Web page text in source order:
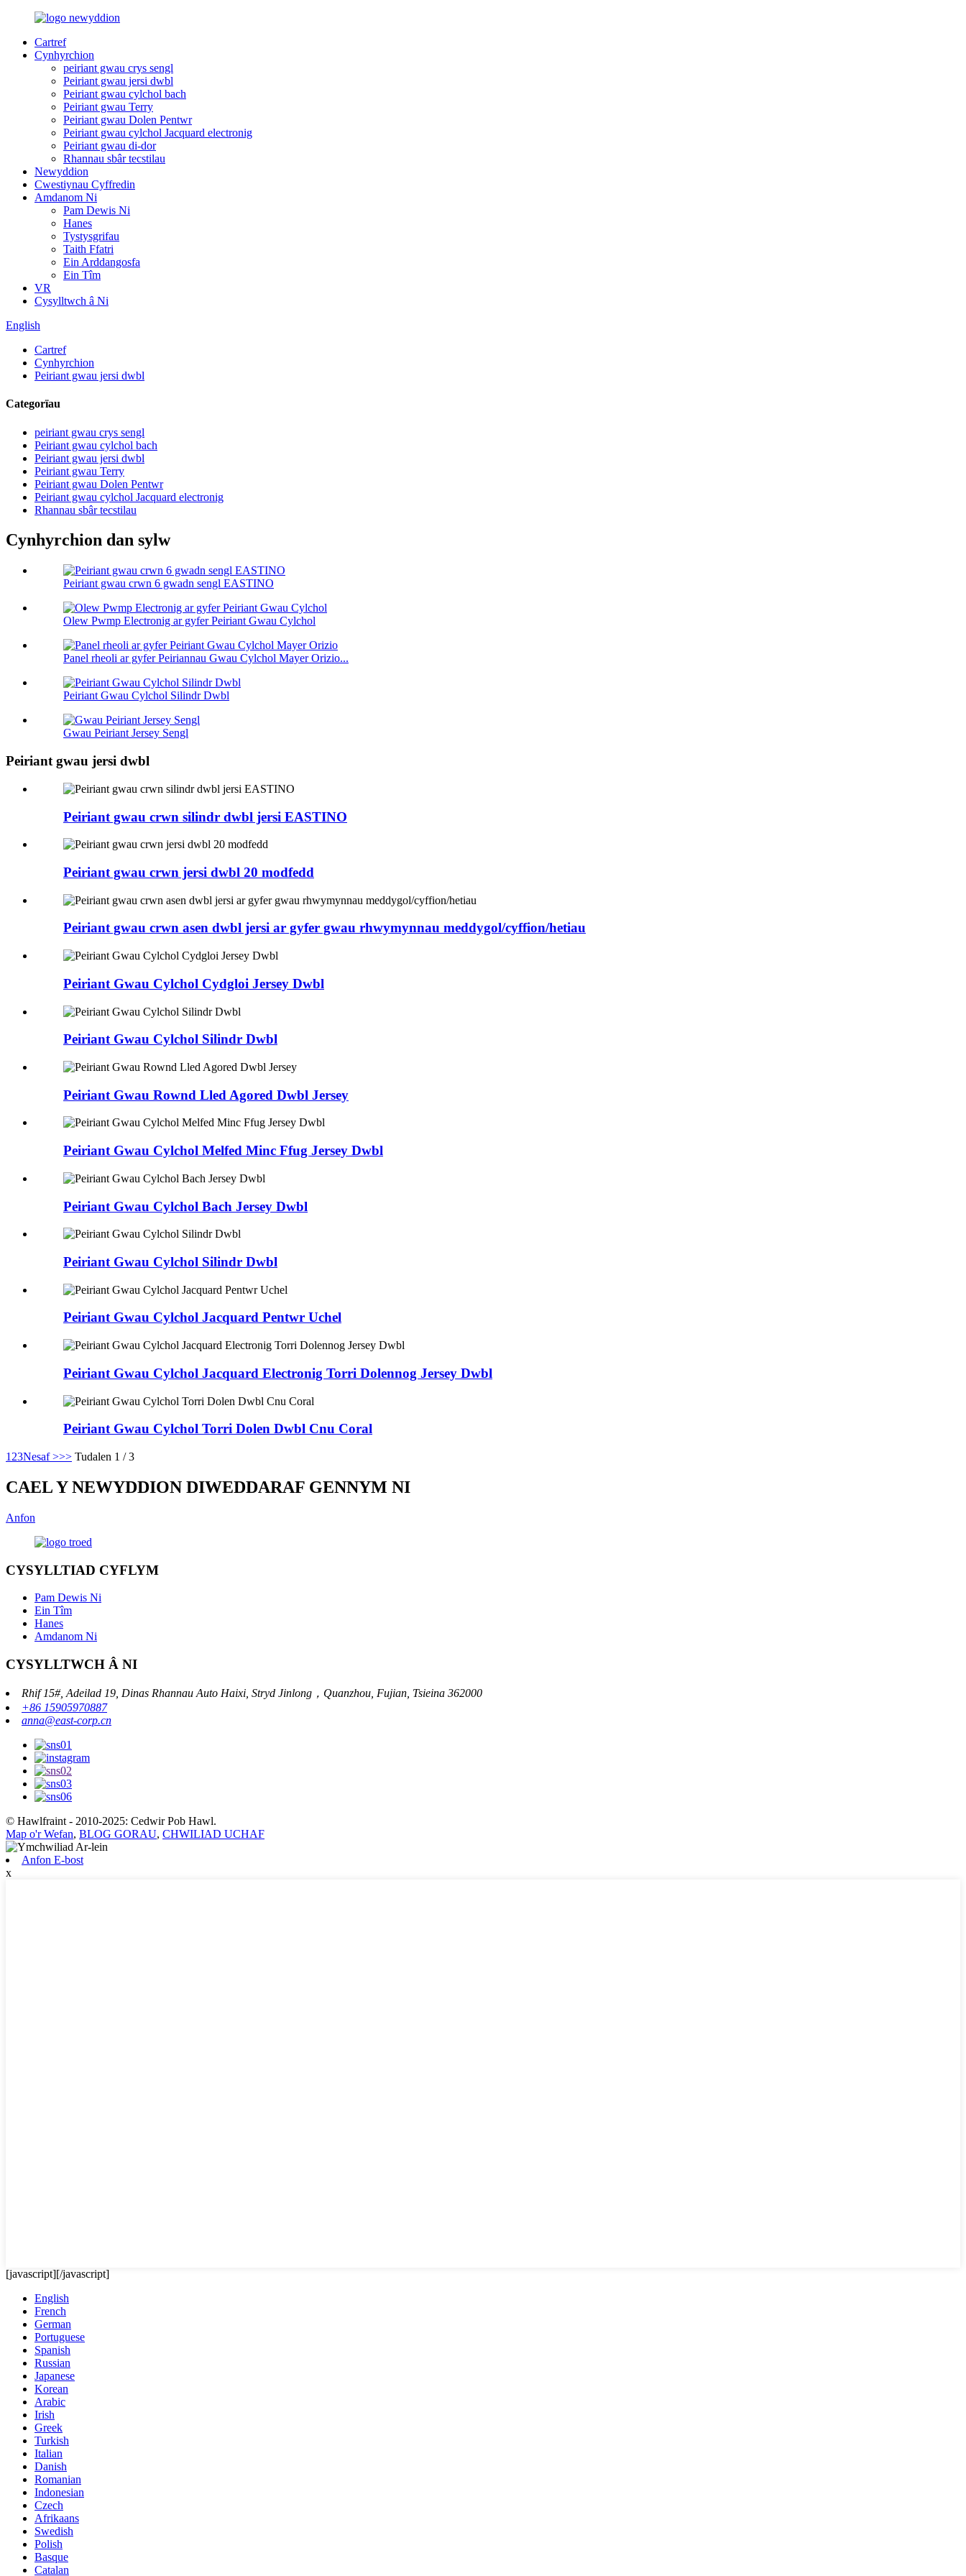
Cartref
Cynhyrchion
peiriant gwau crys sengl
Peiriant gwau jersi dwbl
Peiriant gwau cylchol bach
Peiriant gwau Terry
Peiriant gwau Dolen Pentwr
Peiriant gwau cylchol Jacquard electronig
Peiriant gwau di-dor
Rhannau sbâr tecstilau
Newyddion
Cwestiynau Cyffredin
Amdanom Ni
Pam Dewis Ni
Hanes
Tystysgrifau
Taith Ffatri
Ein Arddangosfa
Ein Tîm
VR
Cysylltwch â Ni
English
Cartref
Cynhyrchion
Peiriant gwau jersi dwbl
Categorïau
peiriant gwau crys sengl
Peiriant gwau cylchol bach
Peiriant gwau jersi dwbl
Peiriant gwau Terry
Peiriant gwau Dolen Pentwr
Peiriant gwau cylchol Jacquard electronig
Rhannau sbâr tecstilau
Cynhyrchion dan sylw
Peiriant gwau crwn 6 gwadn sengl EASTINO
Olew Pwmp Electronig ar gyfer Peiriant Gwau Cylchol
Panel rheoli ar gyfer Peiriannau Gwau Cylchol Mayer Orizio...
Peiriant Gwau Cylchol Silindr Dwbl
Gwau Peiriant Jersey Sengl
Peiriant gwau jersi dwbl
Peiriant gwau crwn silindr dwbl jersi EASTINO
Peiriant gwau crwn jersi dwbl 20 modfedd
Peiriant gwau crwn asen dwbl jersi ar gyfer gwau rhwymynnau meddygol/cyffion/hetiau
Peiriant Gwau Cylchol Cydgloi Jersey Dwbl
Peiriant Gwau Cylchol Silindr Dwbl
Peiriant Gwau Rownd Lled Agored Dwbl Jersey
Peiriant Gwau Cylchol Melfed Minc Ffug Jersey Dwbl
Peiriant Gwau Cylchol Bach Jersey Dwbl
Peiriant Gwau Cylchol Silindr Dwbl
Peiriant Gwau Cylchol Jacquard Pentwr Uchel
Peiriant Gwau Cylchol Jacquard Electronig Torri Dolennog Jersey Dwbl
Peiriant Gwau Cylchol Torri Dolen Dwbl Cnu Coral
1 23Nesaf >>> Tudalen 1 / 3
CAEL Y NEWYDDION DIWEDDARAF GENNYM NI
Anfon
CYSYLLTIAD CYFLYM
Pam Dewis Ni
Ein Tîm
Hanes
Amdanom Ni
CYSYLLTWCH Â NI
Rhif 15#, Adeilad 19, Dinas Rhannau Auto Haixi, Stryd Jinlong，Quanzhou, Fujian, Tsieina 362000
+86 15905970887
anna@east-corp.cn
© Hawlfraint - 2010-2025: Cedwir Pob Hawl.
Map o'r Wefan, BLOG GORAU, CHWILIAD UCHAF
Anfon E-bost
x
[javascript][/javascript]
English
French
German
Portuguese
Spanish
Russian
Japanese
Korean
Arabic
Irish
Greek
Turkish
Italian
Danish
Romanian
Indonesian
Czech
Afrikaans
Swedish
Polish
Basque
Catalan